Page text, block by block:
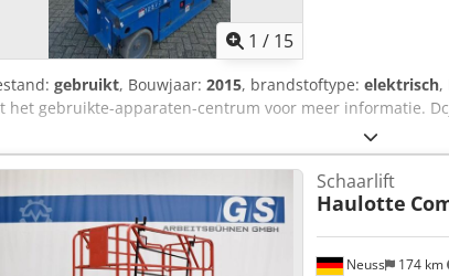
1 / 15
gebruikt, Bouwjaar: 2015, brandstoftype: elektrisch,
het gebruikte-apparaten-centrum voor meer informatie.
Neuss 174 km
Schaarlift
Haulotte